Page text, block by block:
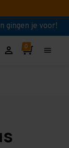
gingen je voor!